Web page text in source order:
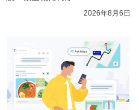
2026年8月6日